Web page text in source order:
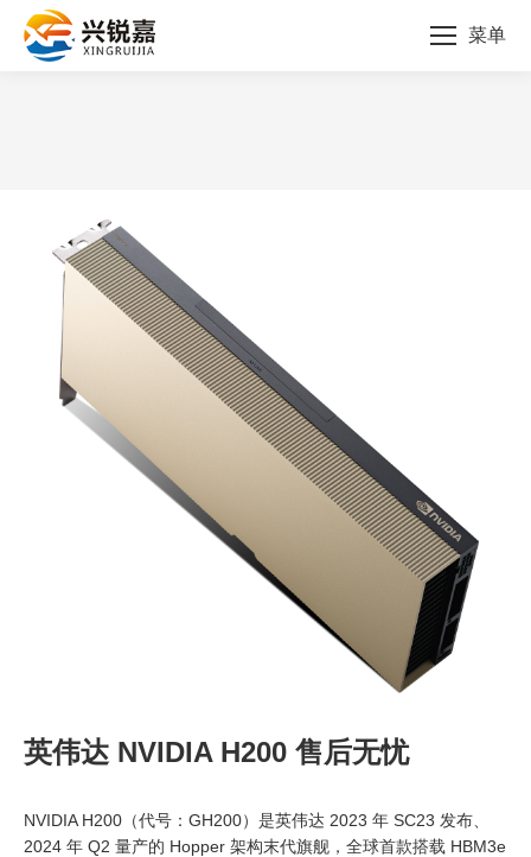
菜单
英伟达 NVIDIA H200 售后无忧
NVIDIA H200（代号：GH200）是英伟达 2023 年 SC23 发布、
2024 年 Q2 量产的 Hopper 架构末代旗舰，全球首款搭载 HBM3e